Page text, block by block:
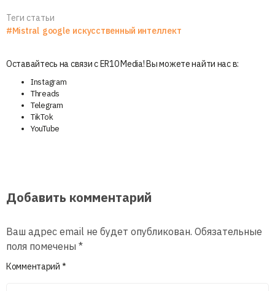
Теги статьи
#Mistral google искусственный интеллект
Оставайтесь на связи с ER10 Media! Вы можете найти нас в:
Instagram
Threads
Telegram
TikTok
YouTube
Добавить комментарий
Ваш адрес email не будет опубликован. Обязательные
поля помечены *
Комментарий *